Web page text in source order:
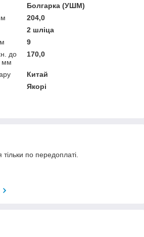
Болгарка (УШМ)
204,0
2 шліца
9
до
мм
170,0
Китай
Якорі
по передоплаті.